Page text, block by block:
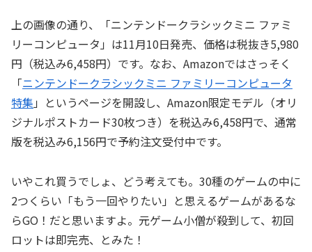
上の画像の通り、「ニンテンドークラシックミニ ファミ
リーコンピュータ」は11月10日発売、価格は税抜き5,980
円（税込み6,458円）です。なお、Amazonではさっそく
「ニンテンドークラシックミニ ファミリーコンピュータ
特集 」というページを開設し、Amazon限定モデル（オリ
ジナルポストカード30枚つき）を税込み6,458円で、通常
版を税込み6,156円で予約注文受付中です。
いやこれ買うでしょ、どう考えても。30種のゲームの中に
2つくらい「もう一回やりたい」と思えるゲームがあるな
らGO！だと思いますよ。元ゲーム小僧が殺到して、初回
ロットは即完売、とみた！